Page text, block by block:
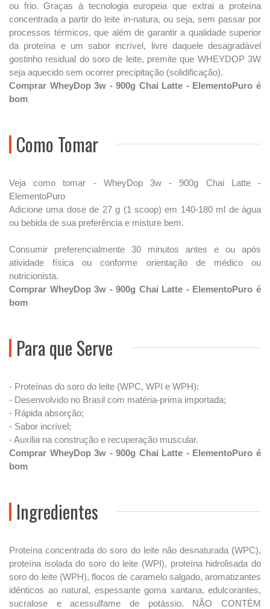
ou frio. Graças à tecnologia europeia que extrai a proteína
concentrada a partir do leite in-natura, ou seja, sem passar por
processos térmicos, que além de garantir a qualidade superior
da proteína e um sabor incrível, livre daquele desagradável
gostinho residual do soro de leite, premite que WHEYDOP 3W
seja aquecido sem ocorrer precipitação (solidificação).
Comprar WheyDop 3w - 900g Chai Latte - ElementoPuro é
bom
Como Tomar
Veja como tomar - WheyDop 3w - 900g Chai Latte -
ElementoPuro
Adicione uma dose de 27 g (1 scoop) em 140-180 ml de água
ou bebida de sua preferência e misture bem.
Consumir preferencialmente 30 minutos antes e ou após
atividade física ou conforme orientação de médico ou
nutricionista.
Comprar WheyDop 3w - 900g Chai Latte - ElementoPuro é
bom
Para que Serve
- Proteínas do soro do leite (WPC, WPI e WPH);
- Desenvolvido no Brasil com matéria-prima importada;
- Rápida absorção;
- Sabor incrível;
- Auxilia na construção e recuperação muscular.
Comprar WheyDop 3w - 900g Chai Latte - ElementoPuro é
bom
Ingredientes
Proteína concentrada do soro do leite não desnaturada (WPC),
proteína isolada do soro do leite (WPI), proteína hidrolisada do
soro do leite (WPH), flocos de caramelo salgado, aromatizantes
idênticos ao natural, espessante goma xantana, edulcorantes,
sucralose e acessulfame de potássio. NÃO CONTÉM